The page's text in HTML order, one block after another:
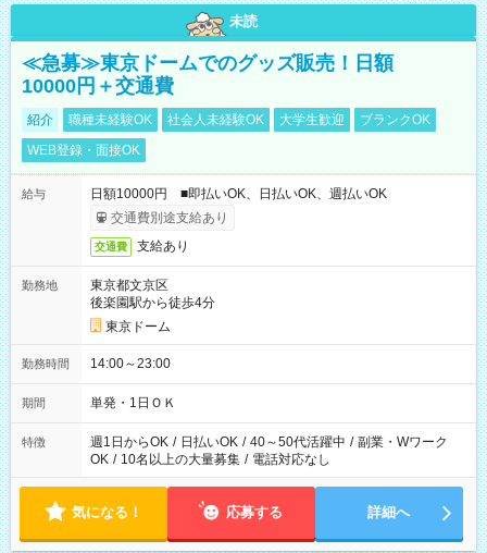
未読
≪急募≫東京ドームでのグッズ販売！日額
10000円＋交通費
紹介 職種未経験OK 社会人未経験OK 大学生歓迎
ブランクOK
WEB登録・面接OK
給与
日額10000円 ■即払いOK、日払いOK、週払いOK
交通費別途支給あり
交通費 支給あり
勤務地
東京都文京区
後楽園駅から徒歩4分
東京ドーム
勤務時間 14:00～23:00
期間 単発・1日ＯＫ
特徴 週1日からOK / 日払いOK / 40～50代活躍中 / 副業・Wワーク
OK / 10名以上の大量募集 / 電話対応なし
気になる！ 応募する 詳細へ